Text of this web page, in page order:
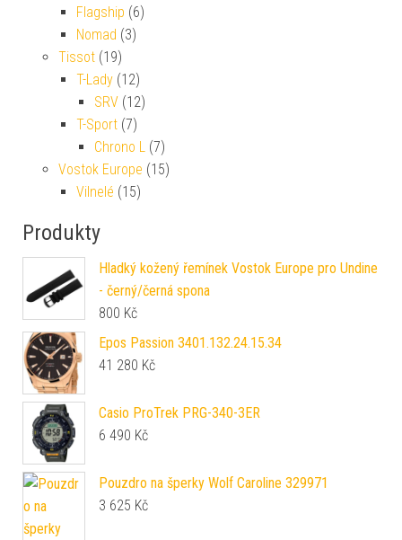
Flagship (6)
Nomad (3)
Tissot (19)
T-Lady (12)
SRV (12)
T-Sport (7)
Chrono L (7)
Vostok Europe (15)
Vilnelé (15)
Produkty
Hladký kožený řemínek Vostok Europe pro Undine
- černý/černá spona
800 Kč
Epos Passion 3401.132.24.15.34
41 280 Kč
Casio ProTrek PRG-340-3ER
6 490 Kč
Pouzdro na šperky Wolf Caroline 329971
3 625 Kč